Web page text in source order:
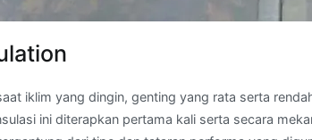
iklim yang dingin, genting yang rata serta
ini diterapkan pertama kali serta secara